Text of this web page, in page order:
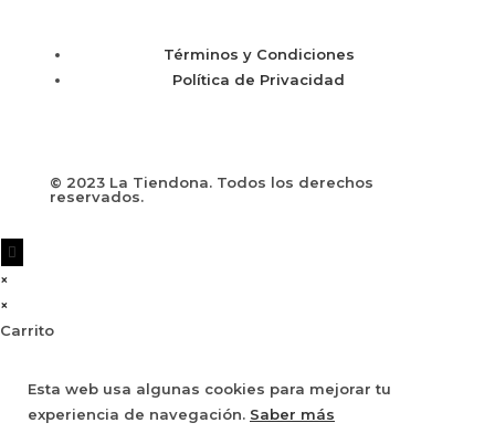
© 2023 La Tiendona. Todos los derechos
reservados.
Términos y Condiciones
Política de Privacidad
×
×
Carrito
Esta web usa algunas cookies para mejorar tu
experiencia de navegación. Saber más